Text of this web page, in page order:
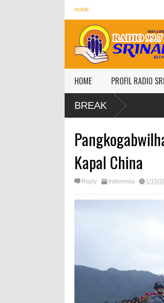
HOME
HOME PROFIL RADIO
BREAK
Kapal China
Reply Indonesia 1/15/